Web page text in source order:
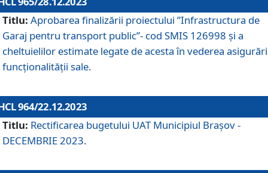
Titlu: Aprobarea finalizării proiectului ”Infrastructura de
Garaj pentru transport public”- cod SMIS 126998 și a
cheltuielilor estimate legate de acesta în vederea
funcționalității sale.
964/22.12.2023
Titlu: Rectificarea bugetului UAT Municipiul Braşov -
DECEMBRIE 2023.